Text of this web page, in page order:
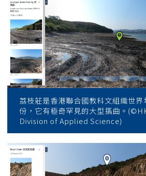
荔枝莊是香港聯合國教科文組織世界
份，它有極奇罕見的大型摺曲。
Division of Applied Science)